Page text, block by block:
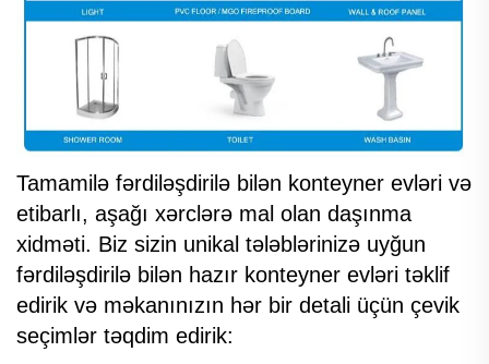
Tamamilə fərdiləşdirilə bilən konteyner evləri və
etibarlı, aşağı xərclərə mal olan daşınma
xidməti. Biz sizin unikal tələblərinizə uyğun
fərdiləşdirilə bilən hazır konteyner evləri təklif
edirik və məkanınızın hər bir detali üçün çevik
seçimlər təqdim edirik: